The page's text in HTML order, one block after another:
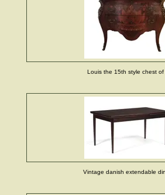
Louis the 15th style chest of
Vintage danish extendable